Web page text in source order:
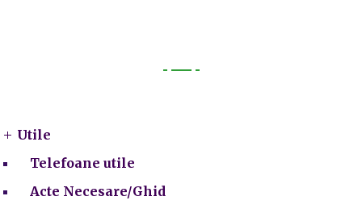
Utile
Telefoane utile
Acte Necesare/Ghid